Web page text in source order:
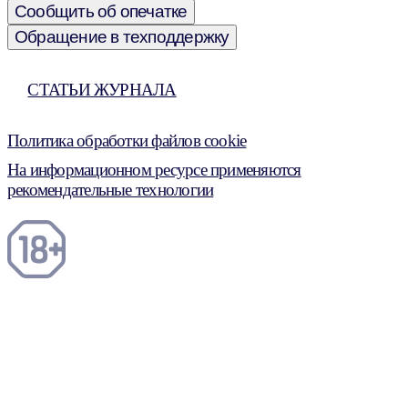
Сообщить об опечатке
Обращение в техподдержку
СТАТЬИ ЖУРНАЛА
Политика обработки файлов cookie
На информационном ресурсе применяются
рекомендательные технологии